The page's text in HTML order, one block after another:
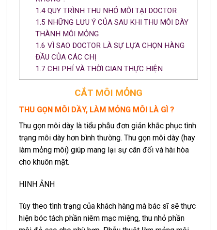
1.4QUY TRÌNH THU NHỎ MÔI TẠI DOCTOR
1.5 NHỮNG LƯU Ý CỦA SAU KHI THU MÔI DÀY
THÀNH MÔI MỎNG
1.6 VÌ SAO DOCTOR LÀ SỰ LỰA CHỌN HÀNG
ĐẦU CỦA CÁC CHỊ
1.7 CHI PHÍ VÀ THỜI GIAN THỰC HIỆN
CẮT MÔI MỎNG
THU GỌN MÔI DẦY, LÀM MỎNG MÔI LÀ GÌ ?
Thu gọn môi dày là tiểu phẫu đơn giản khắc phục tình
trạng môi dày hơn bình thường. Thu gọn môi dày (hay
làm mỏng môi) giúp mang lại sự cân đối và hài hòa
cho khuôn mặt.
HINH ẢNH
Tùy theo tình trạng của khách hàng mà bác sĩ sẽ thực
hiện bóc tách phần niêm mạc miệng, thu nhỏ phần